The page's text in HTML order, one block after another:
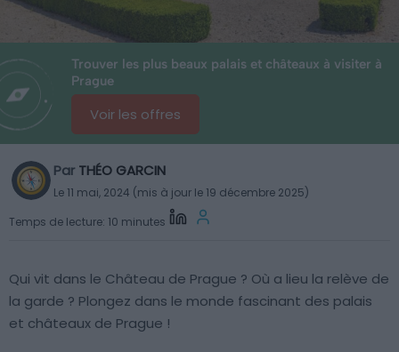
Trouver les plus beaux palais et châteaux à visiter à
Prague
Voir les offres
Par THÉO GARCIN
Le 11 mai, 2024 (mis à jour le 19 décembre 2025)
Temps de lecture: 10 minutes
Qui vit dans le Château de Prague ? Où a lieu la relève de
la garde ? Plongez dans le monde fascinant des palais
et châteaux de Prague !